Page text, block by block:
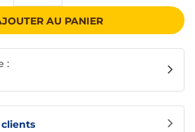
AU PANIER
: